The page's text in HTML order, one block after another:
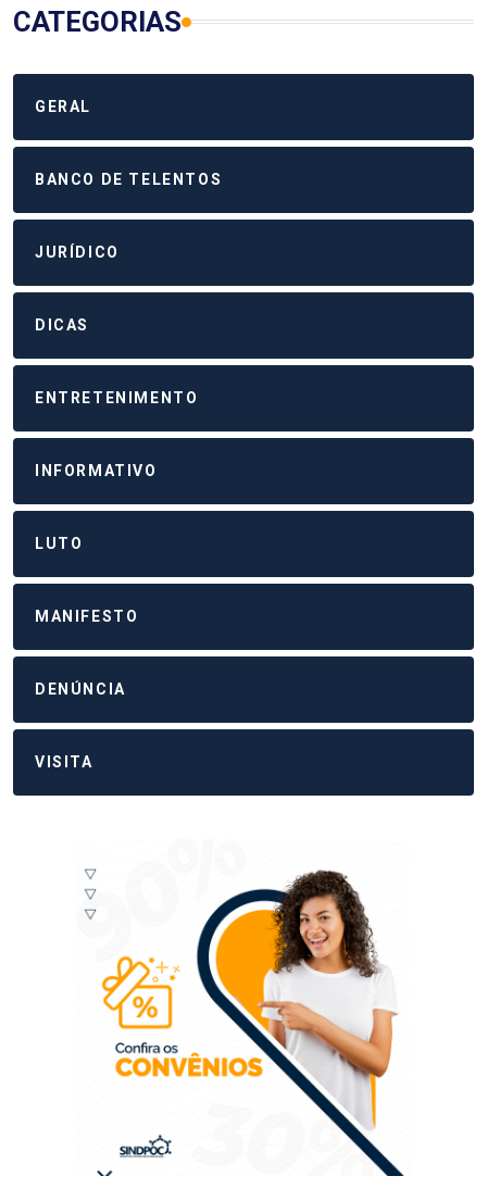
CATEGORIAS
GERAL
BANCO DE TELENTOS
JURÍDICO
DICAS
ENTRETENIMENTO
INFORMATIVO
LUTO
MANIFESTO
DENÚNCIA
VISITA